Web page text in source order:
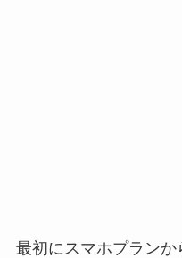
最初にスマホプランか